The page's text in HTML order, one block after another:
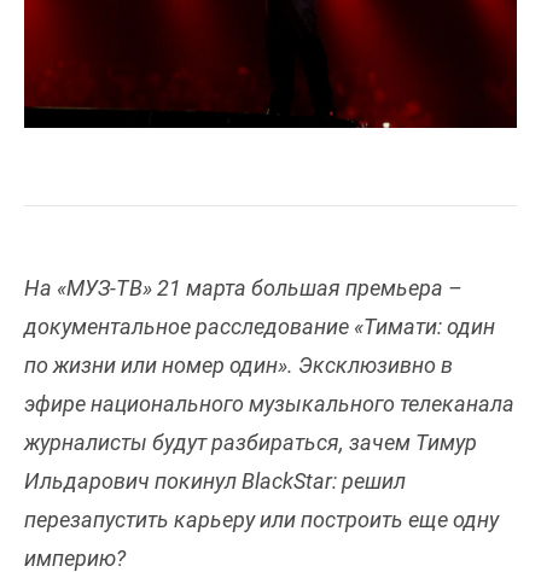
На «МУЗ-ТВ» 21 марта большая премьера –
документальное расследование «Тимати: один
по жизни или номер один». Эксклюзивно в
эфире национального музыкального телеканала
журналисты будут разбираться, зачем Тимур
Ильдарович покинул BlackStar: решил
перезапустить карьеру или построить еще одну
империю?